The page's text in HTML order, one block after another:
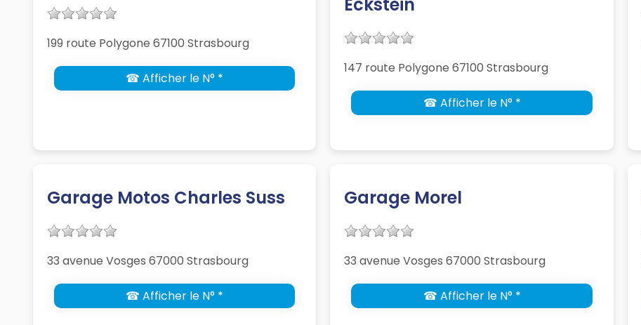
199 route Polygone 67100 Strasbourg
☎ Afficher le N° *
Eckstein
147 route Polygone 67100 Strasbourg
☎ Afficher le N° *
Garage Motos Charles Suss
33 avenue Vosges 67000 Strasbourg
☎ Afficher le N° *
Garage Morel
33 avenue Vosges 67000 Strasbourg
☎ Afficher le N° *